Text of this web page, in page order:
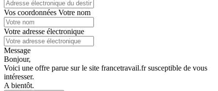
Vos coordonnées Votre nom
Votre adresse électronique
Message
Bonjour,
Voici une offre parue sur le site francetravail.fr susceptible de vous
intéresser.
A bientôt.